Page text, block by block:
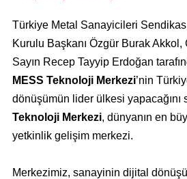
Türkiye Metal Sanayicileri
Kurulu Başkanı Özgür Burak Akkol,
Sayın Recep Tayyip Erdoğan
MESS Teknoloji Merkezi’nin
dönüşümün lider ülkesi yapacağını
Teknoloji Merkezi, dünyanın en
yetkinlik gelişim merkezi.
Merkezimiz, sanayinin dijital